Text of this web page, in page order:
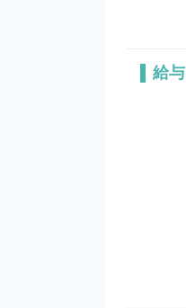
給与